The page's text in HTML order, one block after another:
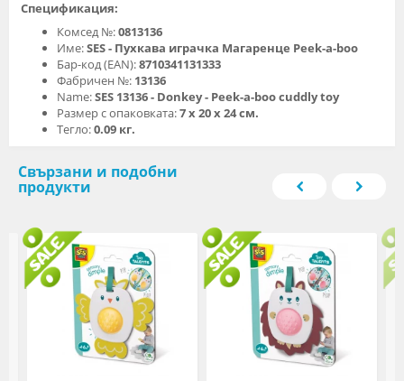
Спецификация:
Комсед №:0813136
Име:SES - Пухкава играчка Магаренце Peek-a-boo
Бар-код (EAN):8710341131333
Фабричен №: 13136
Name:SES 13136 - Donkey - Peek-a-boo cuddly toy
Размер с опаковката:7 х 20 х 24 см.
Тегло:0.09 кг.
Свързани и подобни
продукти